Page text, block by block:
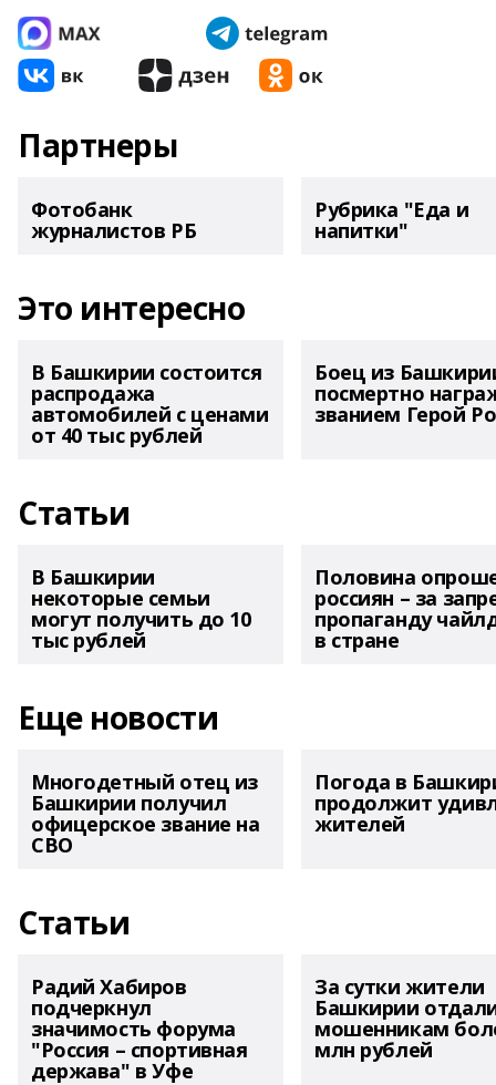
Партнеры
Фотобанк
журналистов РБ
Рубрика "Еда и
напитки"
Это интересно
В Башкирии состоится
распродажа
автомобилей с ценами
от 40 тыс рублей
Боец из
посмертно
званием Герой
Статьи
В Башкирии
некоторые семьи
могут получить до 10
тыс рублей
Половина
россиян – за
пропаганду
в стране
Еще новости
Многодетный отец из
Башкирии получил
офицерское звание на
СВО
Погода в
продолжит
жителей
Статьи
Радий Хабиров
подчеркнул
значимость форума
"Россия – спортивная
держава" в Уфе
За сутки жители
Башкирии
мошенникам
млн рублей